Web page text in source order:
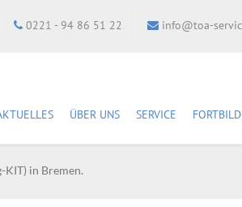
info@toa-
0221 - 94 86 51 22
ÜBER UNS SERVICE
KIT) in Bremen.